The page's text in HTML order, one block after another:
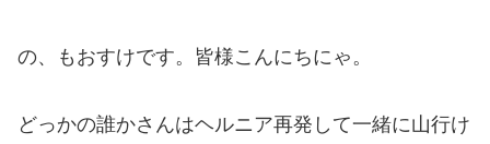
の、もおすけです。皆様こんにちにゃ。
どっかの誰かさんはヘルニア再発して一緒に山行け